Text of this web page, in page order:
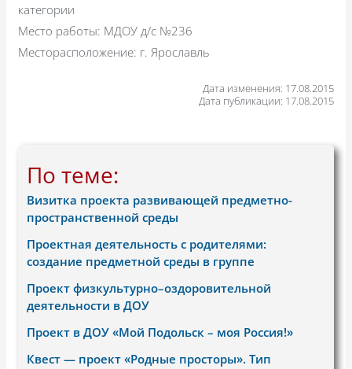
категории
Место работы: МДОУ д/с №236
Месторасположение: г. Ярославль
Дата изменения: 17.08.2015
Дата публикации: 17.08.2015
По теме:
Визитка проекта развивающей предметно-
пространственной среды
Проектная деятельность с родителями:
создание предметной среды в группе
Проект физкультурно–оздоровительной
деятельности в ДОУ
Проект в ДОУ «Мой Подольск – моя Россия!»
Квест — проект «Родные просторы». Тип